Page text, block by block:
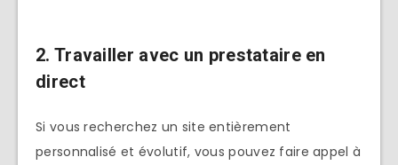
2. Travailler avec un prestataire en
direct
Si vous recherchez un site entièrement
personnalisé et évolutif, vous pouvez faire appel à